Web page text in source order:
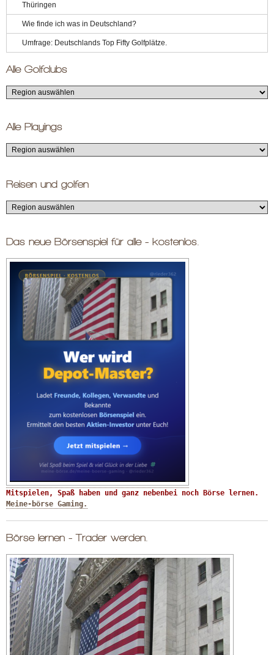
Thüringen
Wie finde ich was in Deutschland?
Umfrage: Deutschlands Top Fifty Golfplätze.
Alle Golfclubs
Alle Playings
Reisen und golfen
Das neue Börsenspiel für alle - kostenlos.
Meine-börse Gaming.
Börse lernen - Trader werden.